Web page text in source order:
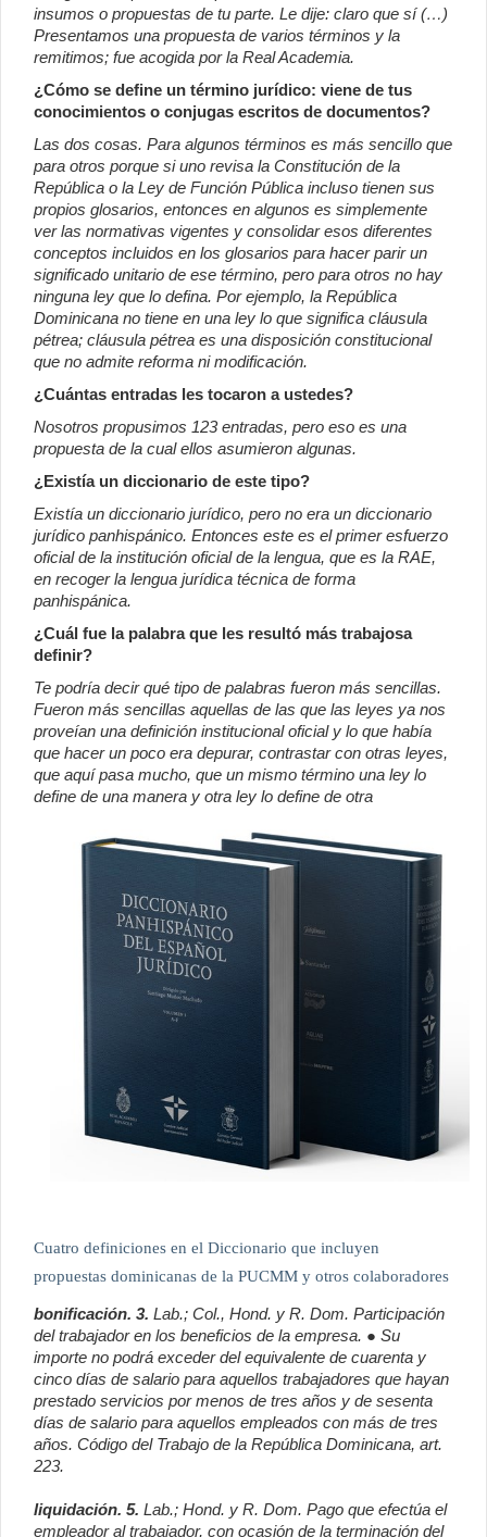
insumos o propuestas de tu parte. Le dije: claro que sí (…)
Presentamos una propuesta de varios términos y la
remitimos; fue acogida por la Real Academia.
¿Cómo se define un término jurídico: viene de tus
conocimientos o conjugas escritos de documentos?
Las dos cosas. Para algunos términos es más sencillo que
para otros porque si uno revisa la Constitución de la
República o la Ley de Función Pública incluso tienen sus
propios glosarios, entonces en algunos es simplemente
ver las normativas vigentes y consolidar esos diferentes
conceptos incluidos en los glosarios para hacer parir un
significado unitario de ese término, pero para otros no hay
ninguna ley que lo defina. Por ejemplo, la República
Dominicana no tiene en una ley lo que significa cláusula
pétrea; cláusula pétrea es una disposición constitucional
que no admite reforma ni modificación.
¿Cuántas entradas les tocaron a ustedes?
Nosotros propusimos 123 entradas, pero eso es una
propuesta de la cual ellos asumieron algunas.
¿Existía un diccionario de este tipo?
Existía un diccionario jurídico, pero no era un diccionario
jurídico panhispánico. Entonces este es el primer esfuerzo
oficial de la institución oficial de la lengua, que es la RAE,
en recoger la lengua jurídica técnica de forma
panhispánica.
¿Cuál fue la palabra que les resultó más trabajosa
definir?
Te podría decir qué tipo de palabras fueron más sencillas.
Fueron más sencillas aquellas de las que las leyes ya nos
proveían una definición institucional oficial y lo que había
que hacer un poco era depurar, contrastar con otras leyes,
que aquí pasa mucho, que un mismo término una ley lo
define de una manera y otra ley lo define de otra
Cuatro definiciones en el Diccionario que incluyen
propuestas dominicanas de la PUCMM y otros colaboradores
bonificación. 3. Lab.; Col., Hond. y R. Dom. Participación
del trabajador en los beneficios de la empresa. ● Su
importe no podrá exceder del equivalente de cuarenta y
cinco días de salario para aquellos trabajadores que hayan
prestado servicios por menos de tres años y de sesenta
días de salario para aquellos empleados con más de tres
años. Código del Trabajo de la República Dominicana, art.
223.
liquidación. 5. Lab.; Hond. y R. Dom. Pago que efectúa el
empleador al trabajador, con ocasión de la terminación del